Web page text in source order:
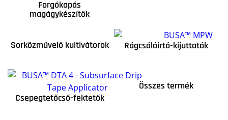
Forgókapás
magágykészítők
Sorközművelő kultivátorok Rágcsálóirtó-kijuttatók
Csepegtetőcső-fektetők
Összes termék